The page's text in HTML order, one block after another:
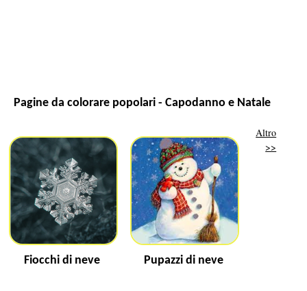
Pagine da colorare popolari - Capodanno e Natale
Fiocchi di neve Pupazzi di neve
Altro
>>